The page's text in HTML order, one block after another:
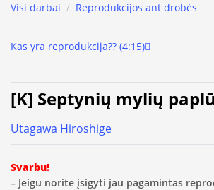
Visi darbai / Reprodukcijos ant drobės
Kas yra reprodukcija?? (4:15)
[K] Septynių mylių
Utagawa Hiroshige
Svarbu!
– Jeigu norite įsigyti jau pagamintas